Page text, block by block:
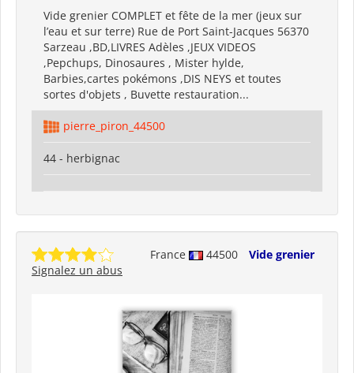
Vide grenier COMPLET et fête de la mer (jeux sur
l’eau et sur terre) Rue de Port Saint-Jacques 56370
Sarzeau ,BD,LIVRES Adèles ,JEUX VIDEOS
,Pepchups, Dinosaures , Mister hylde,
Barbies,cartes pokémons ,DIS NEYS et toutes
sortes d'objets , Buvette restauration...
pierre_piron_44500
44 - herbignac
France 44500
Vide grenier
Signalez un abus